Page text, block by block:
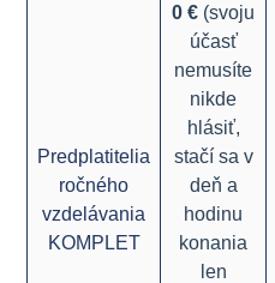
Predplatitelia
ročného
vzdelávania
KOMPLET
0 € (svoju
účasť
nemusíte
nikde
hlásiť,
stačí sa v
deň a
hodinu
konania
len